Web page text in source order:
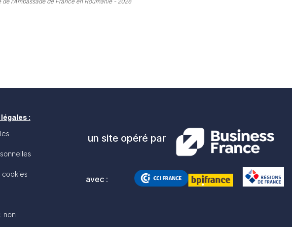
:
cookies
non
un site opéré par
avec :